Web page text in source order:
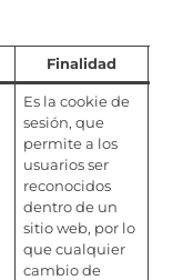
Finalidad
Es la cookie de
sesión, que
permite a los
usuarios ser
reconocidos
dentro de un
sitio web, por lo
que cualquier
cambio de